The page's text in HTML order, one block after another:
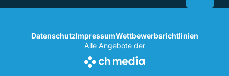
DatenschutzImpressumWettbewerbsrichtlinien
Alle Angebote der